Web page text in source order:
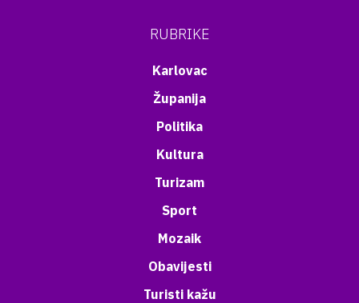
RUBRIKE
Karlovac
Županija
Politika
Kultura
Turizam
Sport
Mozaik
Obavijesti
Turisti kažu